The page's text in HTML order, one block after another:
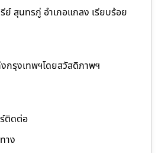
ย์ สุนทรภู่ อำเภอแกลง เรียบร้อย
กรุงเทพฯโดยสวัสดิภาพฯ
ติดต่อ
าง